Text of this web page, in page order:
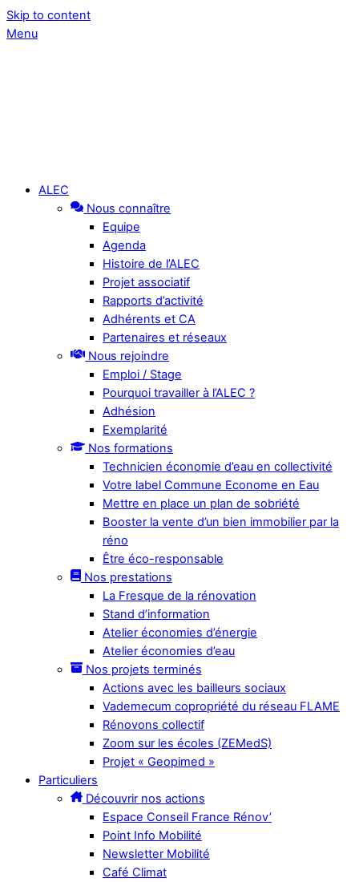
Skip to content
Menu
ALEC
Nous connaître
Equipe
Agenda
Histoire de l’ALEC
Projet associatif
Rapports d’activité
Adhérents et CA
Partenaires et réseaux
Nous rejoindre
Emploi / Stage
Pourquoi travailler à l’ALEC ?
Adhésion
Exemplarité
Nos formations
Technicien économie d’eau en collectivité
Votre label Commune Econome en Eau
Mettre en place un plan de sobriété
Booster la vente d’un bien immobilier par la
réno
Être éco-responsable
Nos prestations
La Fresque de la rénovation
Stand d’information
Atelier économies d’énergie
Atelier économies d’eau
Nos projets terminés
Actions avec les bailleurs sociaux
Vademecum copropriété du réseau FLAME
Rénovons collectif
Zoom sur les écoles (ZEMedS)
Projet « Geopimed »
Particuliers
Découvrir nos actions
Espace Conseil France Rénov’
Point Info Mobilité
Newsletter Mobilité
Café Climat